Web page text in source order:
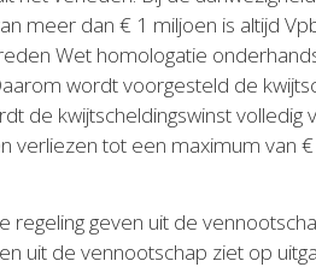
meer dan € 1 miljoen is altijd
Wet homologatie
wordt voorgesteld de
de kwijtscheldingswinst
tot een maximum van
geven uit de
uit de vennootschap ziet op